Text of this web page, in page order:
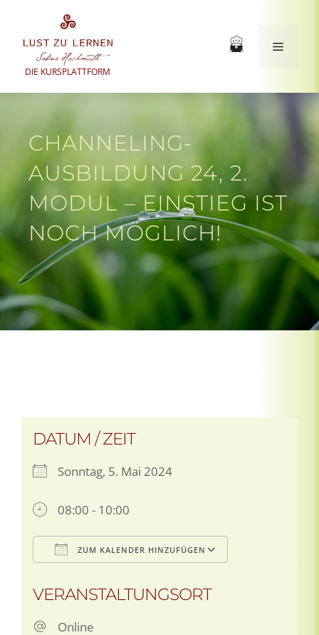
springen
DIE KURSPLATTFORM
Menü
CHANNELING-
AUSBILDUNG 24, 2.
MODUL – EINSTIEG IST
NOCH MÖGLICH!
DATUM / ZEIT
Sonntag, 5. Mai 2024
08:00 - 10:00
ZUM KALENDER HINZUFÜGEN
VERANSTALTUNGSORT
Online